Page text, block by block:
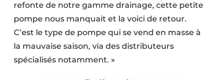
refonte de notre gamme drainage, cette petite
pompe nous manquait et la voici de retour.
C’est le type de pompe qui se vend en masse à
la mauvaise saison, via des distributeurs
spécialisés notamment. »